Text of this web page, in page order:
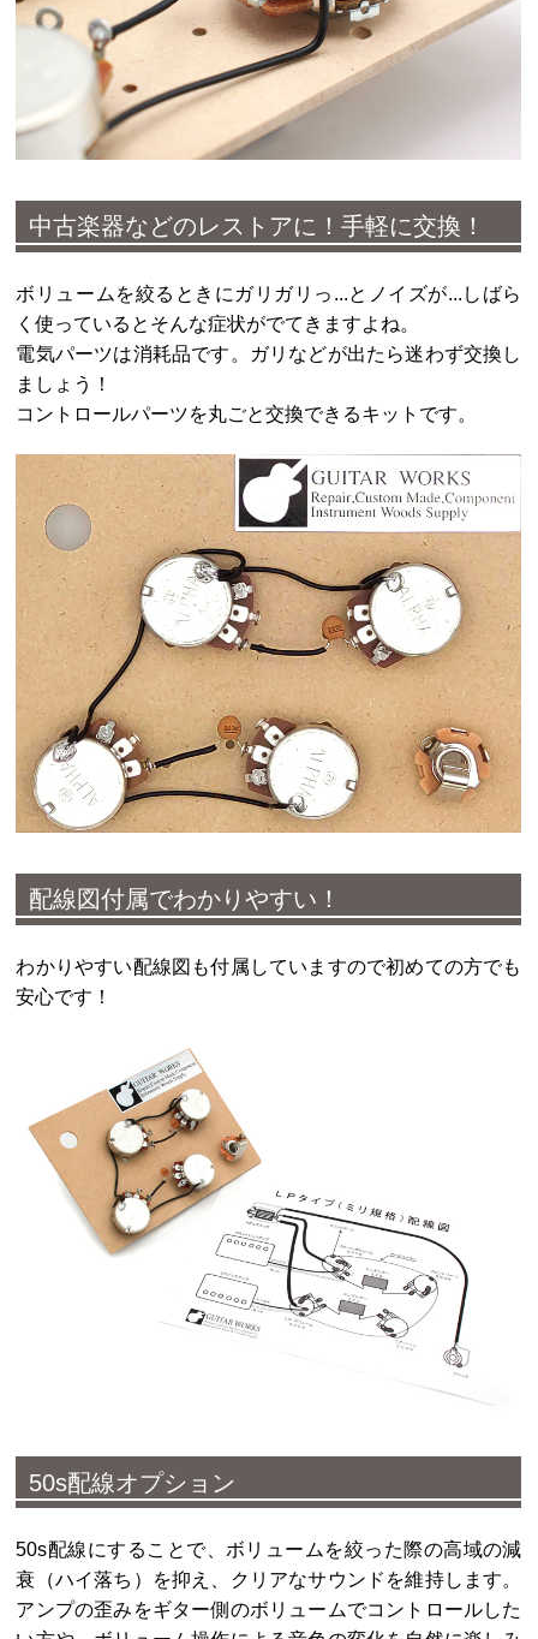
中古楽器などのレストアに！手軽に交換！
ボリュームを絞るときにガリガリっ...とノイズが...しばら
く使っているとそんな症状がでてきますよね。
電気パーツは消耗品です。ガリなどが出たら迷わず交換し
ましょう！
コントロールパーツを丸ごと交換できるキットです。
配線図付属でわかりやすい！
わかりやすい配線図も付属していますので初めての方でも
安心です！
50s配線オプション
50s配線にすることで、ボリュームを絞った際の高域の減
衰（ハイ落ち）を抑え、クリアなサウンドを維持します。
アンプの歪みをギター側のボリュームでコントロールした